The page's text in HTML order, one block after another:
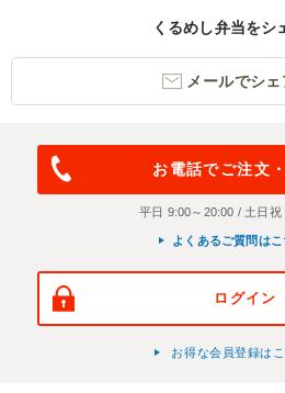
くるめし弁当をシ
メールでシ
お電話でご注文
平日 9:00～20:00 / 土日祝
よくあるご質問は
ログイン
お得な会員登録は